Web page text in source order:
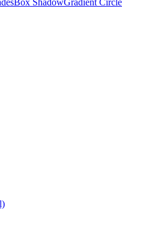
Box ShadowGradient Circle